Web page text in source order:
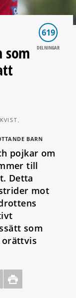
619
DELNINGAR
som
BARN
pojkar om
till
Detta
mot
som